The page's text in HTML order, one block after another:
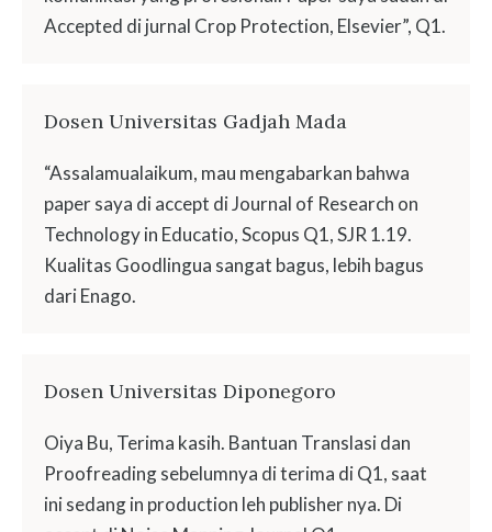
Accepted di jurnal Crop Protection, Elsevier”, Q1.
Dosen Universitas Gadjah Mada
“Assalamualaikum, mau mengabarkan bahwa
paper saya di accept di Journal of Research on
Technology in Educatio, Scopus Q1, SJR 1.19.
Kualitas Goodlingua sangat bagus, lebih bagus
dari Enago.
Dosen Universitas Diponegoro
Oiya Bu, Terima kasih. Bantuan Translasi dan
Proofreading sebelumnya di terima di Q1, saat
ini sedang in production leh publisher nya. Di